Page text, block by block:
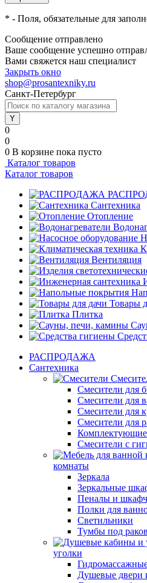
* - Поля, обязательные для
Сообщение отправлено
Ваше сообщение успешно
Вами свяжется наш специалист
Закрыть окно
shop@prosantexniky.ru
Санкт-Петербург
0
0
0 В корзине пока пусто
Каталог товаров
Каталог товаров
Сантехника
Отопление
Вентиляция
Товары
Плитка
РАСПРОДАЖА
Сантехника
Смесители для
Смесители для
Смесители для
Смесители для
Комплектующие
Смесители с
комнаты
Зеркала
Зеркальные
Пеналы и
Полки для
Светильники
Тумбы под
уголки
Душевые двери